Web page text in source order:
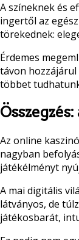
A színeknek és
ingertől az
törekednek:
Érdemes
távon
többet
Az online
nagyban
játékélményt
A mai digitális
látványos, de
játékosbarát,